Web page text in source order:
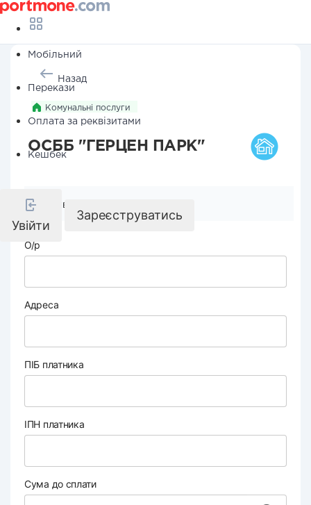
Мобільний
Перекази
Оплата за реквізитами
Кешбек
Увійти
Зареєструватись
Назад
Комунальні послуги
ОСББ "ГЕРЦЕН ПАРК"
Реквізити компанії
О/р
Адреса
ПІБ платника
ІПН платника
Сума до сплати